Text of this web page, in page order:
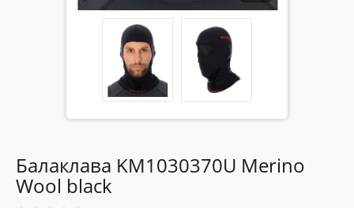
Балаклава KM1030370U Merino
Wool black